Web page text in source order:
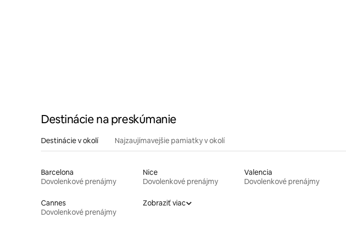
Destinácie na preskúmanie
Destinácie v okolí Najzaujímavejšie pamiatky v okolí
Barcelona
Dovolenkové prenájmy
Nice
Dovolenkové prenájmy
Valencia
Dovolenkové prenájmy
Cannes
Dovolenkové prenájmy
Zobraziť viac